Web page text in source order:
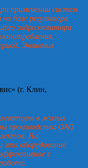
применении систем
базе регулятора
гидроэлеватора
Экономия
(г. Клин,
в жилых
производства ОАО
На
это оборудование
с